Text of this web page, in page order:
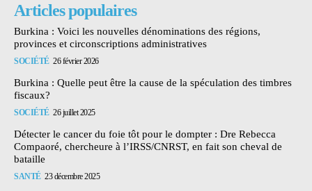
Articles populaires
Burkina : Voici les nouvelles dénominations des régions,
provinces et circonscriptions administratives
SOCIÉTÉ 26 février 2026
Burkina : Quelle peut être la cause de la spéculation des timbres
fiscaux?
SOCIÉTÉ 26 juillet 2025
Détecter le cancer du foie tôt pour le dompter : Dre Rebecca
Compaoré, chercheure à l’IRSS/CNRST, en fait son cheval de
bataille
SANTÉ 23 décembre 2025